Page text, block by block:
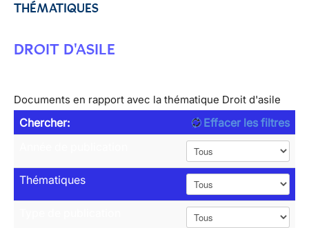
THÉMATIQUES
DROIT D'ASILE
Documents en rapport avec la thématique Droit d'asile
Chercher:
Effacer les filtres
Thématiques